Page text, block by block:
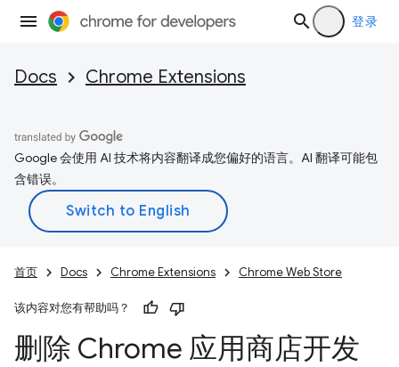
登录
Docs Chrome Extensions
Google 会使用 AI 技术将内容翻译成您偏好的语言。AI 翻译可能包
含错误。
首页 Docs Chrome Extensions Chrome Web Store
该内容对您有帮助吗？
删除 Chrome 应用商店开发